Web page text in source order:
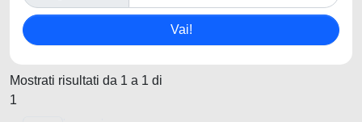
Mostrati risultati da 1 a 1 di
1